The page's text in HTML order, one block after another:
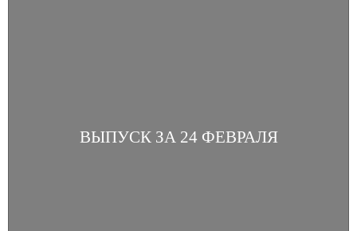
ВЫПУСК ЗА 24 ФЕВРАЛЯ